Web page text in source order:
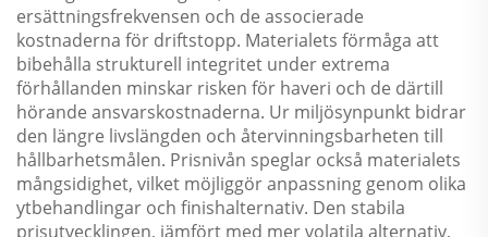
ersättningsfrekvensen och de associerade
kostnaderna för driftstopp. Materialets förmåga att
bibehålla strukturell integritet under extrema
förhållanden minskar risken för haveri och de därtill
hörande ansvarskostnaderna. Ur miljösynpunkt bidrar
den längre livslängden och återvinningsbarheten till
hållbarhetsmålen. Prisnivån speglar också materialets
mångsidighet, vilket möjliggör anpassning genom olika
ytbehandlingar och finishalternativ. Den stabila
prisutvecklingen, jämfört med mer volatila alternativ,